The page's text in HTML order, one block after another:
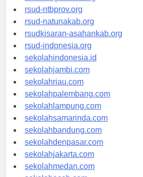
rsud-langsakota.org
rsud-ntbprov.org
rsud-natunakab.org
rsudkisaran-asahankab.org
rsud-indonesia.org
sekolahindonesia.id
sekolahjambi.com
sekolahriau.com
sekolahpalembang.com
sekolahlampung.com
sekolahsamarinda.com
sekolahbandung.com
sekolahdenpasar.com
sekolahjakarta.com
sekolahmedan.com